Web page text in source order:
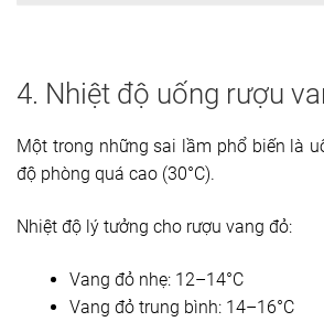
4. Nhiệt độ uống rượu
Một trong những sai lầm phổ biến là
độ phòng quá cao (30°C).
Nhiệt độ lý tưởng cho rượu vang đỏ:
Vang đỏ nhẹ: 12–14°C
Vang đỏ trung bình: 14–16°C